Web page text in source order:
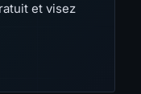
et visez